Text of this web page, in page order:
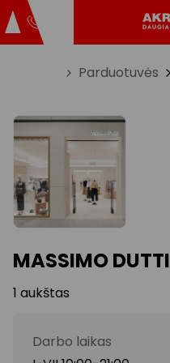
Parduotuvės
MASSIMO DUTTI
1 aukštas
Darbo laikas